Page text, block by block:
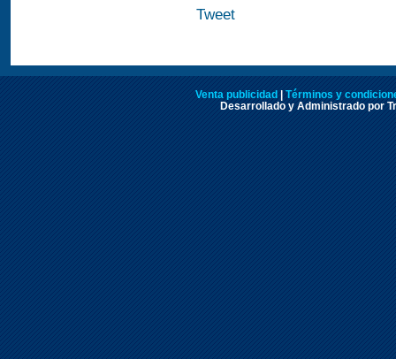
Tweet
Venta publicidad | Términos y
Desarrollado y Administrado por